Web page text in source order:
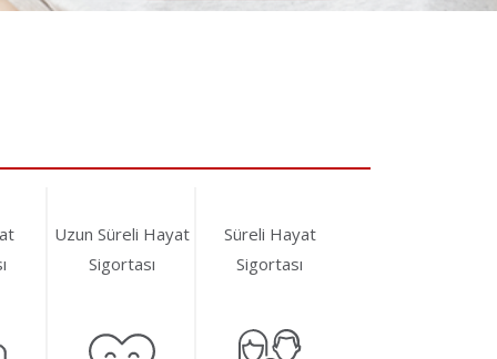
Uzun Süreli Hayat
Sigortası
Süreli Hayat
Sigortası